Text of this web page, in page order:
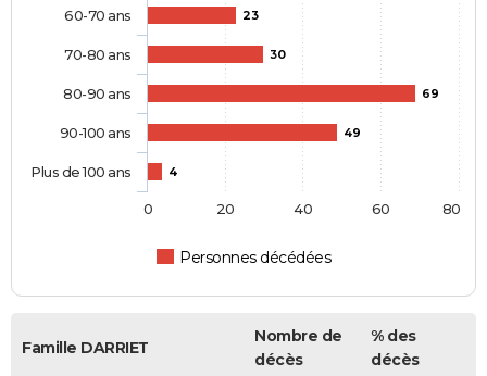
23
30
69
49
4
Personnes décédées
60-70 ans
70-80 ans
80-90 ans
90-100 ans
Plus de 100 ans
0 20 40 60 80
Famille DARRIET
Nombre de
décès
% des
décès